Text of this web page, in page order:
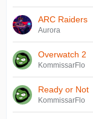
ARC Raiders
Aurora
Overwatch 2
KommissarFlo
Ready or Not
KommissarFlo